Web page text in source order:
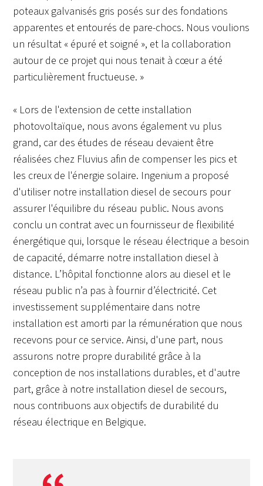
poteaux galvanisés gris posés sur des fondations
apparentes et entourés de pare-chocs. Nous voulions
un résultat « épuré et soigné », et la collaboration
autour de ce projet qui nous tenait à cœur a été
particulièrement fructueuse. »
« Lors de l'extension de cette installation
photovoltaïque, nous avons également vu plus
grand, car des études de réseau devaient être
réalisées chez Fluvius afin de compenser les pics et
les creux de l'énergie solaire. Ingenium a proposé
d'utiliser notre installation diesel de secours pour
assurer l'équilibre du réseau public. Nous avons
conclu un contrat avec un fournisseur de flexibilité
énergétique qui, lorsque le réseau électrique a besoin
de capacité, démarre notre installation diesel à
distance. L’hôpital fonctionne alors au diesel et le
réseau public n’a pas à fournir d’électricité. Cet
investissement supplémentaire dans notre
installation est amorti par la rémunération que nous
recevons pour ce service. Ainsi, d'une part, nous
assurons notre propre durabilité grâce à la
conception de nos installations durables, et d'autre
part, grâce à notre installation diesel de secours,
nous contribuons aux objectifs de durabilité du
réseau électrique en Belgique.